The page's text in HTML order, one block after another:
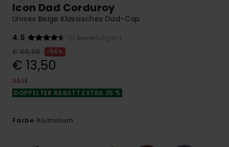
Icon Dad Corduroy
Unisex Beige Klassisches Dad-Cap
4.5
(11 Bewertungen)
€ 30,00
55%
€ 13,50
SALE
DOPPELTER RABATT EXTRA 25 %
Farbe Aluminum